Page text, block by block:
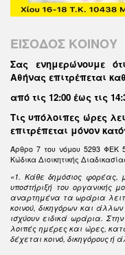
ΕΙΣΟΔΟΣ ΚΟΙΝΟΥ
Σας ενημερώνουμε
Αθήνας επιτρέπεται
από τις 12:00 έως τις
Τις υπόλοιπες ώρες
επιτρέπεται μόνον
Άρθρο 7 του νόμου 5293 ΦΕΚ
Κώδικα Διοικητικής
«1. Κάθε δημόσιος φορέας,
υποστήριξή του οργανικής
αναρτημένα τα ωράρια
κοινού, δικηγόρων και
ισχύουν ειδικά ωράρια.
λοιπές ημέρες και ώρες,
δέχεται κοινό, δικηγόρους ή